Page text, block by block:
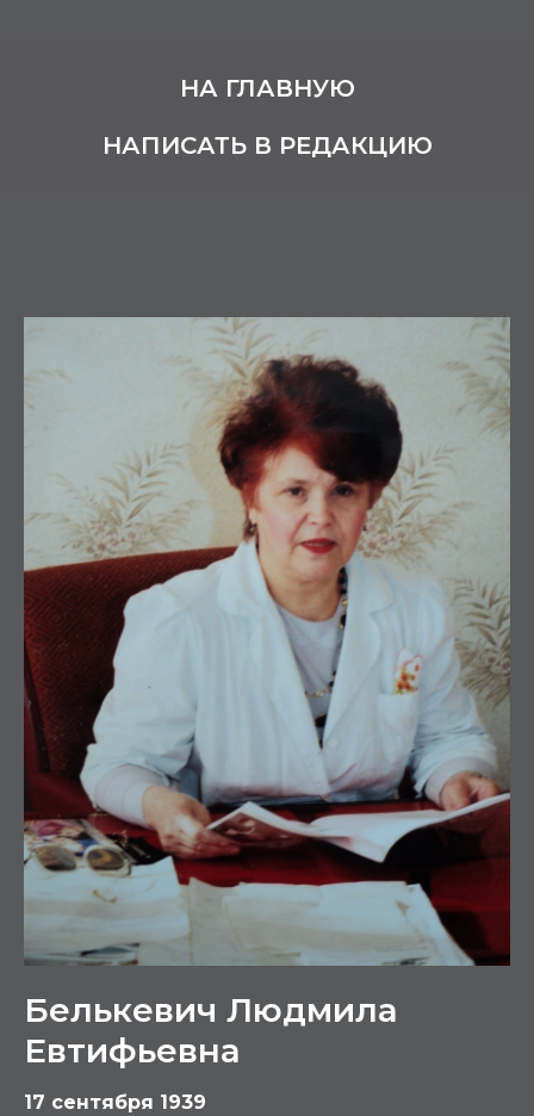
НА ГЛАВНУЮ
НАПИСАТЬ В РЕДАКЦИЮ
Белькевич Людмила
Евтифьевна
17 сентября 1939